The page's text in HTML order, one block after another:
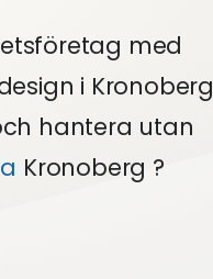
med
i Kronoberg
hantera utan
Kronoberg ?